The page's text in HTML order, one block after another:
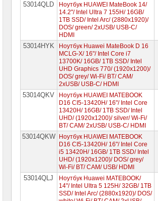
Huawei
MatePad
Ноутбуки
Huawei
Huawei
Enzo
Ноутбуки
53014QLD
Ноутбук HUAWEI MateBook 14/
14.2"/ Intel Ultra 7 155H/ 16GB/
1TB SSD/ Intel Arc/ (2880x1920)/
DOS/ green/ 2xUSB/ USB-C/
HDMI
53014HYK
Ноутбук Huawei MateBook D 16
MCLG-X/ 16"/ Intel Core i7
13700K/ 16GB/ 1TB SSD/ Intel
UHD Graphics 770/ (1920x1200)/
DOS/ grey/ Wi-Fi/ BT/ CAM/
2xUSB/ USB-C/ HDMI
53014QKV
Ноутбук HUAWEI MATEBOOK
D16 CI5-13420H/ 16"/ Intel Core
13420H/ 16GB/ 1TB SSD/ Intel
UHD/ (1920x1200)/ silver/ Wi-Fi/
BT/ CAM/ 2xUSB/ USB-C/ HDMI
53014QKW
Ноутбук HUAWEI MATEBOOK
D16 CI5-13420H/ 16"/ Intel Core
i5 13420H/ 16GB/ 1TB SSD/ Intel
UHD/ (1920х1200)/ DOS/ grey/
Wi-Fi/ BT/ CAM/ USB/ HDMI
53014QLJ
Ноутбук Huawei MATEBOOK/
14"/ Intel Ultra 5 125H/ 32GB/ 1TB
SSD/ Intel Arc/ (2880x1920)/ DOS/